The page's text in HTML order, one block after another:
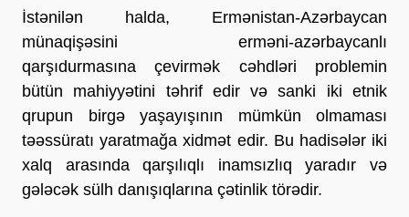
İstənilən halda, Ermənistan-Azərbaycan
münaqişəsini erməni-azərbaycanlı
qarşıdurmasına çevirmək cəhdləri problemin
bütün mahiyyətini təhrif edir və sanki iki etnik
qrupun birgə yaşayışının mümkün olmaması
təəssüratı yaratmağa xidmət edir. Bu hadisələr iki
xalq arasında qarşılıqlı inamsızlıq yaradır və
gələcək sülh danışıqlarına çətinlik törədir.